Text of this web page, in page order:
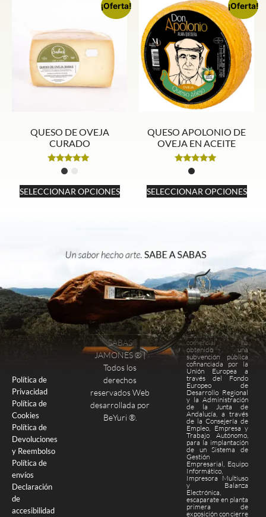
¡Oferta!
QUESO DE OVEJA
CURADO
Valorado
5.00
de 5
SELECCIONAR OPCIONES
¡Oferta!
QUESO APOLONIO DE
OVEJA EN ACEITE
Valorado
5.00
de 5
SELECCIONAR OPCIONES
Política de
Privacidad
Política de
Cookies
Política de
Devoluciones
y Reembolso
Política de
envíos
Declaración
de
accesibilidad
SABAS
JAMONES ® |
Todos los
derechos
reservados Web
desarrollada por
BeYuri ®.
Este
establecimiento
comercial ha
obtenido una
subvención pública
cofinanciada por la
Unión Europea a
través del Fondo
Europeo de
Desarrollo Regional
y la Administración
de la Junta de
Andalucía, a través
de la Consejería de
Empleo, Empresa y
Trabajo Autónomo,
para la implantación
de un Sistema de
Gestión
Empresarial, Equipo
Informático,
Impresora Multiuso
y Balanza
Electrónica,
escaparate en planta
primera de
exposición con cierre